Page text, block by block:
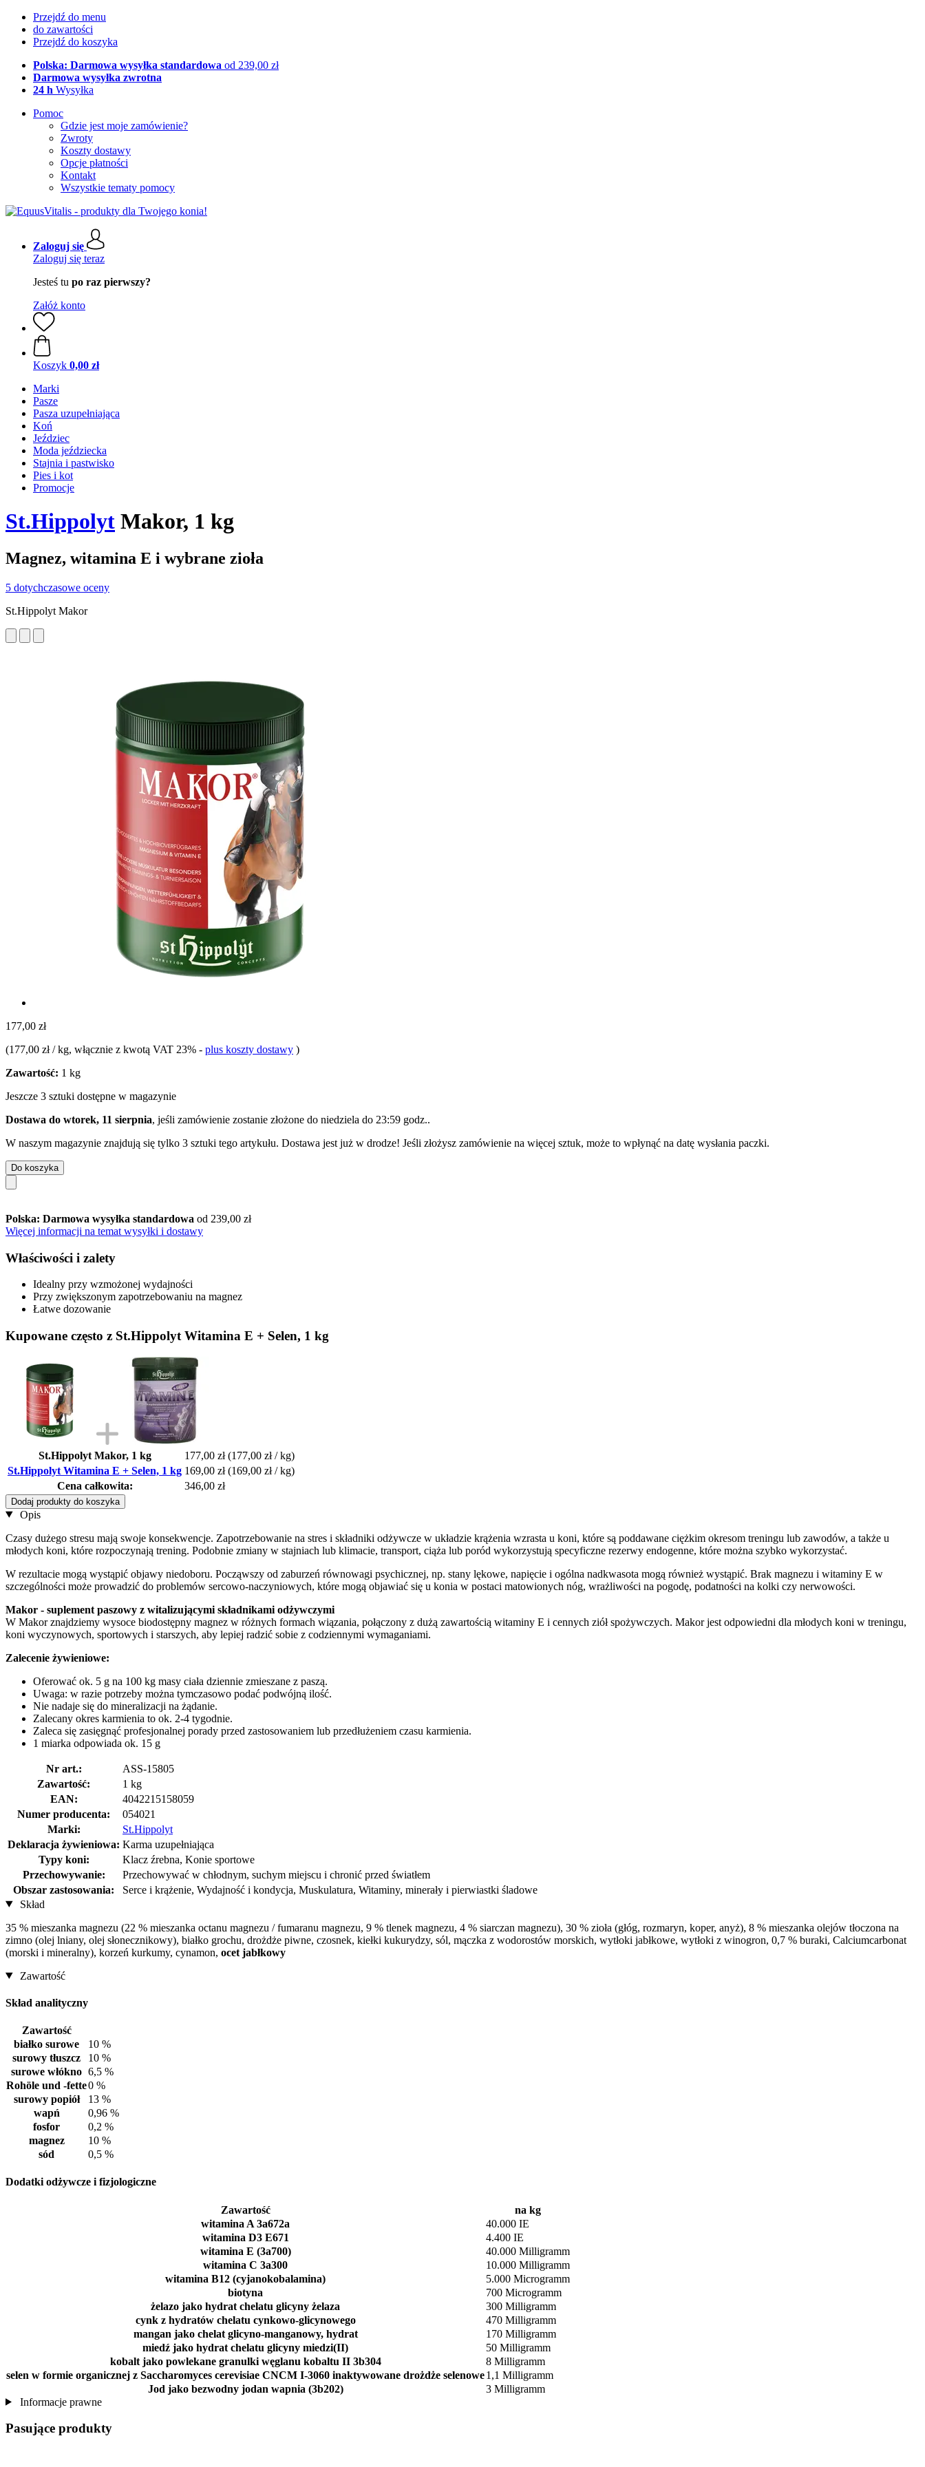
Przejdź do menu
do zawartości
Przejdź do koszyka
Polska: Darmowa wysyłka standardowa od 239,00 zł
Darmowa wysyłka zwrotna
24 h Wysyłka
Pomoc
Gdzie jest moje zamówienie?
Zwroty
Koszty dostawy
Opcje płatności
Kontakt
Wszystkie tematy pomocy
Zaloguj się
Zaloguj się teraz
Jesteś tu po raz pierwszy?
Załóż konto
Koszyk 0,00 zł
Marki
Pasze
Pasza uzupełniająca
Koń
Jeździec
Moda jeździecka
Stajnia i pastwisko
Pies i kot
Promocje
St.Hippolyt Makor, 1 kg
Magnez, witamina E i wybrane zioła
5 dotychczasowe oceny
St.Hippolyt Makor
177,00 zł
(177,00 zł / kg, włącznie z kwotą VAT 23% - plus koszty dostawy )
Zawartość: 1 kg
Jeszcze 3 sztuki dostępne w magazynie
Dostawa do wtorek, 11 sierpnia, jeśli zamówienie zostanie złożone do niedziela do 23:59 godz..
W naszym magazynie znajdują się tylko 3 sztuki tego artykułu. Dostawa jest już w drodze! Jeśli złożysz zamówienie na więcej sztuk, może to wpłynąć na datę wysłania paczki.
Do koszyka
Polska: Darmowa wysyłka standardowa od 239,00 zł
Więcej informacji na temat wysyłki i dostawy
Właściwości i zalety
Idealny przy wzmożonej wydajności
Przy zwiększonym zapotrzebowaniu na magnez
Łatwe dozowanie
Kupowane często z St.Hippolyt Witamina E + Selen, 1 kg
St.Hippolyt Makor, 1 kg 177,00 zł (177,00 zł / kg)
St.Hippolyt Witamina E + Selen, 1 kg 169,00 zł (169,00 zł / kg)
Cena całkowita:
346,00 zł
Dodaj produkty do koszyka
Opis
Czasy dużego stresu mają swoje konsekwencje. Zapotrzebowanie na stres i składniki odżywcze w układzie krążenia wzrasta u koni, które są poddawane ciężkim okresom treningu lub zawodów, a także u
młodych koni, które rozpoczynają trening. Podobnie zmiany w stajniach lub klimacie, transport, ciąża lub poród wykorzystują specyficzne rezerwy endogenne, które można szybko wykorzystać.
W rezultacie mogą wystąpić objawy niedoboru. Począwszy od zaburzeń równowagi psychicznej, np. stany lękowe, napięcie i ogólna nadkwasota mogą również wystąpić. Brak magnezu i witaminy E w
szczególności może prowadzić do problemów sercowo-naczyniowych, które mogą objawiać się u konia w postaci matowionych nóg, wrażliwości na pogodę, podatności na kolki czy nerwowości.
Makor - suplement paszowy z witalizującymi składnikami odżywczymi
W Makor znajdziemy wysoce biodostępny magnez w różnych formach wiązania, połączony z dużą zawartością witaminy E i cennych ziół spożywczych. Makor jest odpowiedni dla młodych koni w treningu,
koni wyczynowych, sportowych i starszych, aby lepiej radzić sobie z codziennymi wymaganiami.
Zalecenie żywieniowe:
Oferować ok. 5 g na 100 kg masy ciała dziennie zmieszane z paszą.
Uwaga: w razie potrzeby można tymczasowo podać podwójną ilość.
Nie nadaje się do mineralizacji na żądanie.
Zalecany okres karmienia to ok. 2-4 tygodnie.
Zaleca się zasięgnąć profesjonalnej porady przed zastosowaniem lub przedłużeniem czasu karmienia.
1 miarka odpowiada ok. 15 g
Nr art.:
ASS-15805
Zawartość:
1 kg
EAN:
4042215158059
Numer producenta:
054021
Marki:
St.Hippolyt
Deklaracja żywieniowa: Karma uzupełniająca
Typy koni:
Klacz źrebna, Konie sportowe
Przechowywanie:
Przechowywać w chłodnym, suchym miejscu i chronić przed światłem
Obszar zastosowania:
Serce i krążenie, Wydajność i kondycja, Muskulatura, Witaminy, minerały i pierwiastki śladowe
Skład
35 % mieszanka magnezu (22 % mieszanka octanu magnezu / fumaranu magnezu, 9 % tlenek magnezu, 4 % siarczan magnezu), 30 % zioła (głóg, rozmaryn, koper, anyż), 8 % mieszanka olejów tłoczona na
zimno (olej lniany, olej słonecznikowy), białko grochu, drożdże piwne, czosnek, kiełki kukurydzy, sól, mączka z wodorostów morskich, wytłoki jabłkowe, wytłoki z winogron, 0,7 % buraki, Calciumcarbonat
(morski i mineralny), korzeń kurkumy, cynamon, ocet jabłkowy
Zawartość
Skład analityczny
Zawartość
białko surowe
10 %
surowy tłuszcz
10 %
surowe włókno 6,5 %
Rohöle und -fette0 %
surowy popiół
13 %
wapń
0,96 %
fosfor
0,2 %
magnez
10 %
sód
0,5 %
Dodatki odżywcze i fizjologiczne
Zawartość
na kg
witamina A 3a672a
40.000 IE
witamina D3 E671
4.400 IE
witamina E (3a700)
40.000 Milligramm
witamina C 3a300
10.000 Milligramm
witamina B12 (cyjanokobalamina)
5.000 Microgramm
biotyna
700 Microgramm
żelazo jako hydrat chelatu glicyny żelaza
300 Milligramm
cynk z hydratów chelatu cynkowo-glicynowego
470 Milligramm
mangan jako chelat glicyno-manganowy, hydrat
170 Milligramm
miedź jako hydrat chelatu glicyny miedzi(II)
50 Milligramm
kobalt jako powlekane granulki węglanu kobaltu II 3b304
8 Milligramm
selen w formie organicznej z Saccharomyces cerevisiae CNCM I-3060 inaktywowane drożdże selenowe1,1 Milligramm
Jod jako bezwodny jodan wapnia (3b202)
3 Milligramm
Informacje prawne
Pasujące produkty